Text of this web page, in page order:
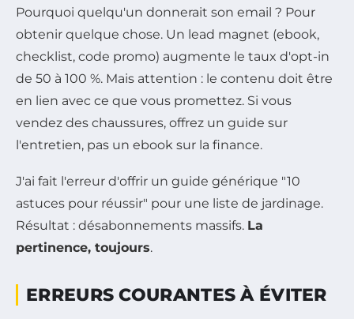
Pourquoi quelqu'un donnerait son email ? Pour
obtenir quelque chose. Un lead magnet (ebook,
checklist, code promo) augmente le taux d'opt-in
de 50 à 100 %. Mais attention : le contenu doit être
en lien avec ce que vous promettez. Si vous
vendez des chaussures, offrez un guide sur
l'entretien, pas un ebook sur la finance.
J'ai fait l'erreur d'offrir un guide générique "10
astuces pour réussir" pour une liste de jardinage.
Résultat : désabonnements massifs. La
pertinence, toujours.
ERREURS COURANTES À ÉVITER